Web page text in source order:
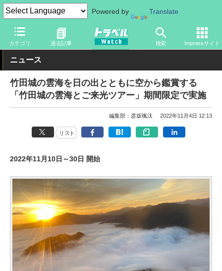
Powered by Translate
カテゴリ 過去記事 検索 Impressサイト
トラベル Watch 地域 国内旅行 近畿
ニュース
竹田城の雲海を日の出とともに空から鑑賞する
「竹田城の雲海とご来光ツアー」期間限定で実施
編集部：彦坂颯汰 2022年11月4日 12:13
リスト
2022年11月10日～30日 開始